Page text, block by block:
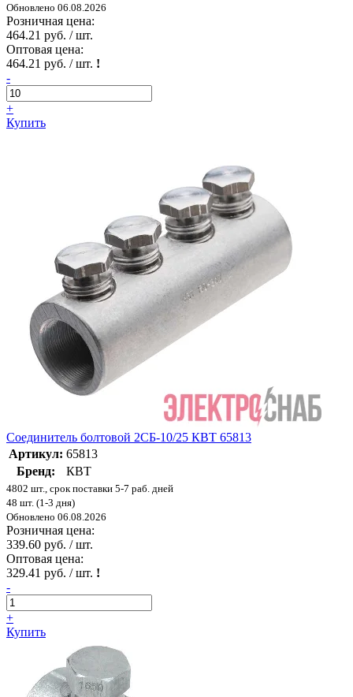
Обновлено 06.08.2026
Розничная цена:
464.21 руб. / шт.
Оптовая цена:
464.21 руб. / шт. !
-
+
Купить
Соединитель болтовой 2СБ-10/25 КВТ 65813
Артикул: 65813
Бренд:
КВТ
4802 шт., срок поставки 5-7 раб. дней
48 шт. (1-3 дня)
Обновлено 06.08.2026
Розничная цена:
339.60 руб. / шт.
Оптовая цена:
329.41 руб. / шт. !
-
+
Купить